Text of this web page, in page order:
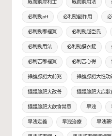
威而鋼犀利士 威而鋼用法
必利勁ptt 必利勁副作用
必利勁哪裡買 必利勁屈臣氏
必利勁用法 必利勁膜衣錠
必利吉哪裡買 必利吉心得
攝護腺肥大前兆 攝護腺肥大性功
攝護腺肥大改善 攝護腺肥大症狀
攝護腺肥大飲食禁忌 早洩
早洩定義 早洩治療 早洩藥